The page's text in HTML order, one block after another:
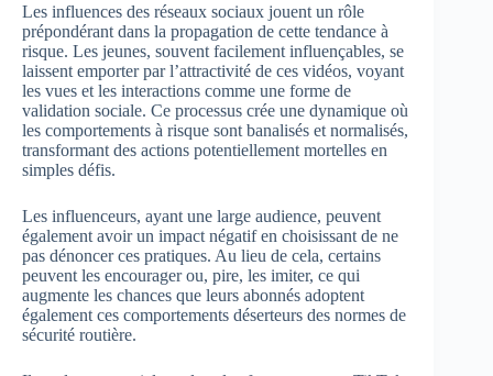
Les influences des réseaux sociaux jouent un rôle
prépondérant dans la propagation de cette tendance à
risque. Les jeunes, souvent facilement influençables, se
laissent emporter par l’attractivité de ces vidéos, voyant
les vues et les interactions comme une forme de
validation sociale. Ce processus crée une dynamique où
les comportements à risque sont banalisés et normalisés,
transformant des actions potentiellement mortelles en
simples défis.
Les influenceurs, ayant une large audience, peuvent
également avoir un impact négatif en choisissant de ne
pas dénoncer ces pratiques. Au lieu de cela, certains
peuvent les encourager ou, pire, les imiter, ce qui
augmente les chances que leurs abonnés adoptent
également ces comportements déserteurs des normes de
sécurité routière.